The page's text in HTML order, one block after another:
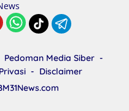
Pedoman Media Siber
Disclaimer